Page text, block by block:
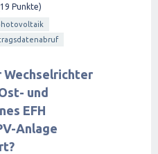
19 Punkte)
Wechselrichter
und
EFH
Anlage